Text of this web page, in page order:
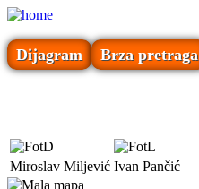
Dijagram Brza pretraga
Miroslav Miljević Ivan Pančić